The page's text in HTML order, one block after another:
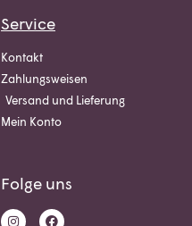
Service
Kontakt
Zahlungsweisen
Versand und Lieferung
Mein Konto
Folge uns